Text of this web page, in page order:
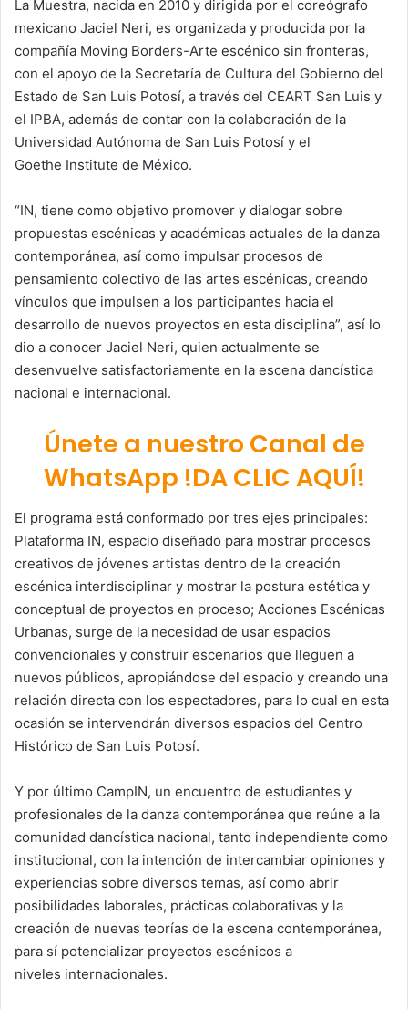
La Muestra, nacida en 2010 y dirigida por el coreógrafo
mexicano Jaciel Neri, es organizada y producida por la
compañía Moving Borders-Arte escénico sin fronteras,
con el apoyo de la Secretaría de Cultura del Gobierno del
Estado de San Luis Potosí, a través del CEART San Luis y
el IPBA, además de contar con la colaboración de la
Universidad Autónoma de San Luis Potosí y el
Goethe Institute de México.
“IN, tiene como objetivo promover y dialogar sobre
propuestas escénicas y académicas actuales de la danza
contemporánea, así como impulsar procesos de
pensamiento colectivo de las artes escénicas, creando
vínculos que impulsen a los participantes hacia el
desarrollo de nuevos proyectos en esta disciplina”, así lo
dio a conocer Jaciel Neri, quien actualmente se
desenvuelve satisfactoriamente en la escena dancística
nacional e internacional.
Únete a nuestro Canal de
WhatsApp !DA CLIC AQUÍ!
El programa está conformado por tres ejes principales:
Plataforma IN, espacio diseñado para mostrar procesos
creativos de jóvenes artistas dentro de la creación
escénica interdisciplinar y mostrar la postura estética y
conceptual de proyectos en proceso; Acciones Escénicas
Urbanas, surge de la necesidad de usar espacios
convencionales y construir escenarios que lleguen a
nuevos públicos, apropiándose del espacio y creando una
relación directa con los espectadores, para lo cual en esta
ocasión se intervendrán diversos espacios del Centro
Histórico de San Luis Potosí.
Y por último CampIN, un encuentro de estudiantes y
profesionales de la danza contemporánea que reúne a la
comunidad dancística nacional, tanto independiente como
institucional, con la intención de intercambiar opiniones y
experiencias sobre diversos temas, así como abrir
posibilidades laborales, prácticas colaborativas y la
creación de nuevas teorías de la escena contemporánea,
para sí potencializar proyectos escénicos a
niveles internacionales.